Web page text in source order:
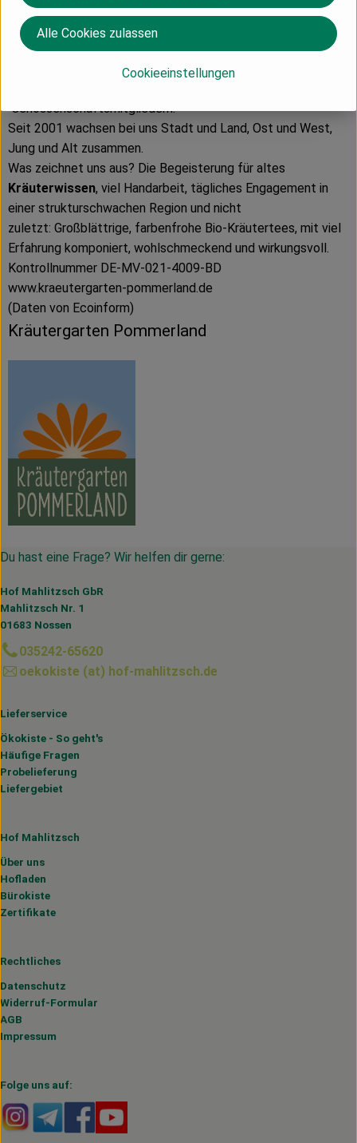
Partnerbetrieben, die wie wir biologisch wirtschaften.
In unserem Team sind großteils Frauen tätig sowie ein Mann.
Viele von ihnen sind in Pulow und den umliegenden Dörfern
aufgewachsen. Unterstützt werden sie von einem
Genossenschaftsmitgliedern.
Seit 2001 wachsen bei uns Stadt und Land, Ost und West,
Jung und Alt zusammen.
Was zeichnet uns aus? Die Begeisterung für altes
Kräuterwissen, viel Handarbeit, tägliches Engagement in
einer strukturschwachen Region und nicht
zuletzt: Großblättrige, farbenfrohe Bio-Kräutertees, mit viel
Erfahrung komponiert, wohlschmeckend und wirkungsvoll.
Kontrollnummer DE-MV-021-4009-BD
www.kraeutergarten-pommerland.de
(Daten von Ecoinform)
Kräutergarten Pommerland
Du hast eine Frage? Wir helfen dir gerne:
Hof Mahlitzsch GbR
Mahlitzsch Nr. 1
01683 Nossen
035242-65620
oekokiste (at) hof-mahlitzsch.de
Lieferservice
Ökokiste - So geht's
Häufige Fragen
Probelieferung
Liefergebiet
Hof Mahlitzsch
Über uns
Hofladen
Bürokiste
Zertifikate
Rechtliches
Datenschutz
Widerruf-Formular
AGB
Impressum
Folge uns auf:
Externer Link zu https://www.instagram.com/
Externer Link zu https://t.me/s/hofmahlitzsch
Externer Link zu https://www.facebook.com/
Cookieeinstellungen
Alle Cookies zulassen